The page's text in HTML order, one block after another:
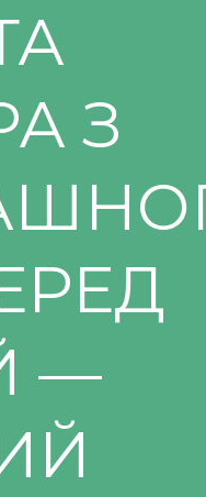
З
—